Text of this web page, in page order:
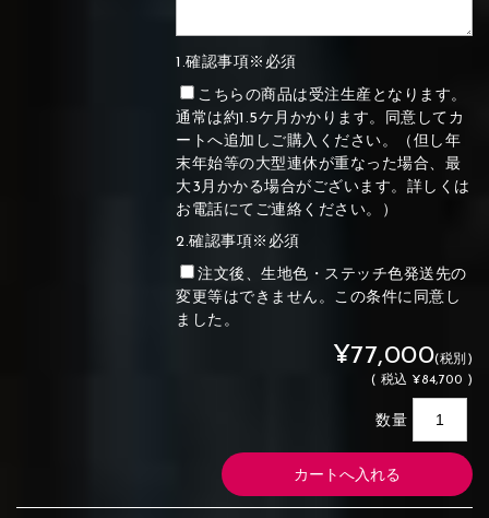
1.確認事項※必須
こちらの商品は受注生産となります。
通常は約1.5ケ月かかります。同意してカ
ートへ追加しご購入ください。（但し年
末年始等の大型連休が重なった場合、最
大3月かかる場合がございます。詳しくは
お電話にてご連絡ください。）
2.確認事項※必須
注文後、生地色・ステッチ色発送先の
変更等はできません。この条件に同意し
ました。
¥77,000(税別)
( 税込 ¥84,700 )
数量